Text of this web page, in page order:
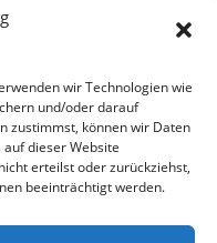
wir Technologien wie
und/oder darauf
zustimmst, können wir Daten
dieser Website
erteilst oder zurückziehst,
beeinträchtigt werden.